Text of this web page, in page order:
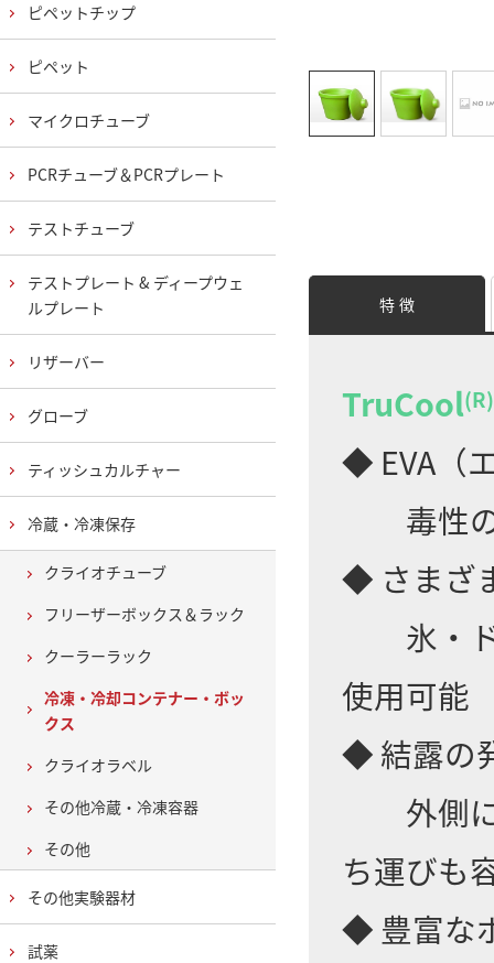
特 徴
TruCool(R)
◆ EVA（
毒性の
◆ さまざ
氷・ド
使用可能
◆ 結露の
外側に
ち運びも
◆ 豊富な
ピペットチップ
ピペット
マイクロチューブ
PCRチューブ＆PCRプレート
テストチューブ
テストプレート & ディープウェ
ルプレート
リザーバー
グローブ
ティッシュカルチャー
冷蔵・冷凍保存
クライオチューブ
フリーザーボックス＆ラック
クーラーラック
冷凍・冷却コンテナー・ボッ
クス
クライオラベル
その他冷蔵・冷凍容器
その他
その他実験器材
試薬